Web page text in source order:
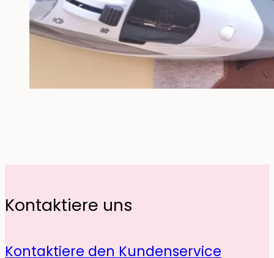
Kontaktiere uns
Kontaktiere den Kundenservice